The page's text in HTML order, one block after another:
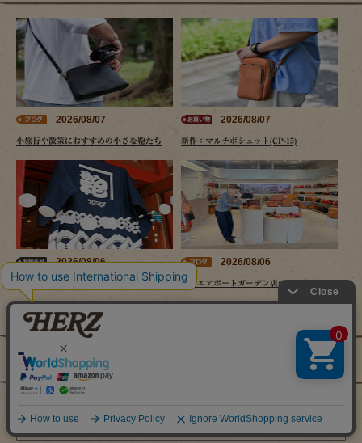
2026/08/07
小旅行や散策におすすめの小さな鞄たち
2026/08/07
新作：マルチポシェット(CP-15)
2026/08/06
ヘルツ仙台店、夏祭り開催のご案内
2026/08/06
羽田エアポートガーデン店の目玉商品
アーカイブ